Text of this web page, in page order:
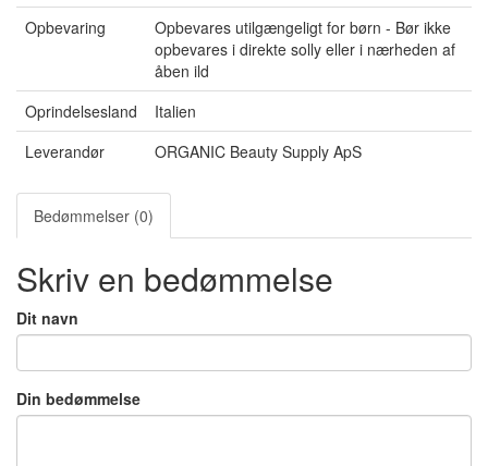
Opbevaring
Opbevares utilgængeligt for børn - Bør ikke
opbevares i direkte solly eller i nærheden af
åben ild
Oprindelsesland
Italien
Leverandør
ORGANIC Beauty Supply ApS
Bedømmelser (0)
Skriv en bedømmelse
Dit navn
Din bedømmelse